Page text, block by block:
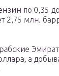
по 0,35
2,75 млн.
а